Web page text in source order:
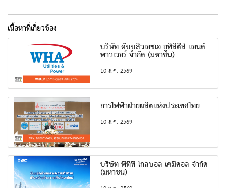
เนื้อหาที่เกี่ยวข้อง
บริษัท ดับบลิวเอชเอ ยูทิลิตี้ส์ แอนด์
พาวเวอร์ จำกัด (มหาชน)
10 ส.ค. 2569
การไฟฟ้าฝ่ายผลิตแห่งประเทศไทย
10 ส.ค. 2569
บริษัท พีทีที โกลบอล เคมิคอล จำกัด
(มหาชน)